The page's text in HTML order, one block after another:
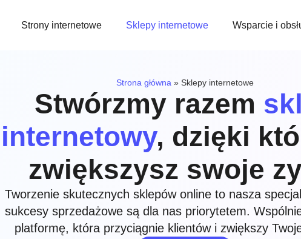
Strony internetowe Sklepy internetowe Wsparcie i
Strona główna» Sklepy internetowe
Stwórzmy razem
internetowy, dzięki
zwiększysz swoje
Tworzenie skutecznych sklepów online to nasza
sukcesy sprzedażowe są dla nas priorytetem.
platformę, która przyciągnie klientów i zwiększy